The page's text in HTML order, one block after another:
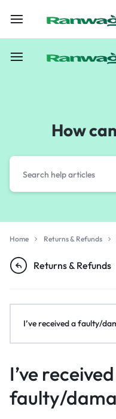
How
Home Returns & Refunds
Returns & Refunds
I’ve
faulty/
I’ve received a faulty/